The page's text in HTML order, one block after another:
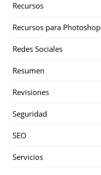
Recursos
Recursos para Photoshop
Redes Sociales
Resumen
Revisiones
Seguridad
SEO
Servicios